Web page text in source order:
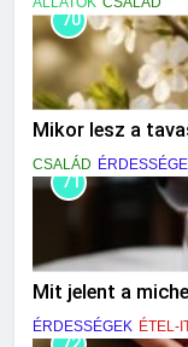
70
Mikor lesz a
CSALÁD
71
Mit jelent a
ÉRDESSÉGEK ÉTEL-